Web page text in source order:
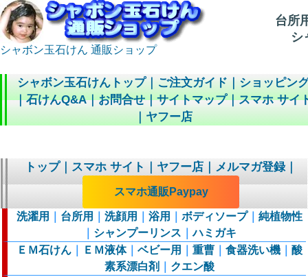
シャボン玉石けん 通販ショップ
台所
シ
シャボン玉石けんトップ｜ご注文ガイド｜ショッピン
｜石けんQ&A｜お問合せ｜サイトマップ｜スマホ サイ
｜ヤフー店
トップ｜スマホ サイト｜ヤフー店｜メルマガ登録｜
スマホ通販Paypay
洗濯用 台所用 洗顔用 浴用 ボディソープ｜ 純植物性
シャンプーリンス ｜ハミガキ
ＥＭ石けん
ＥＭ液体｜ ベビー用 重曹 食器洗い機
酸
素系漂白剤
クエン酸